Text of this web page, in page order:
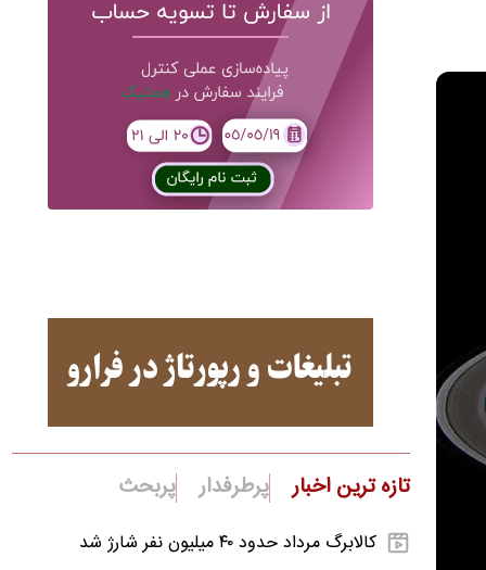
تازه ترین اخبار پرطرفدار پربحث
کالابرگ مرداد حدود ۴۰‌ میلیون نفر شارژ شد